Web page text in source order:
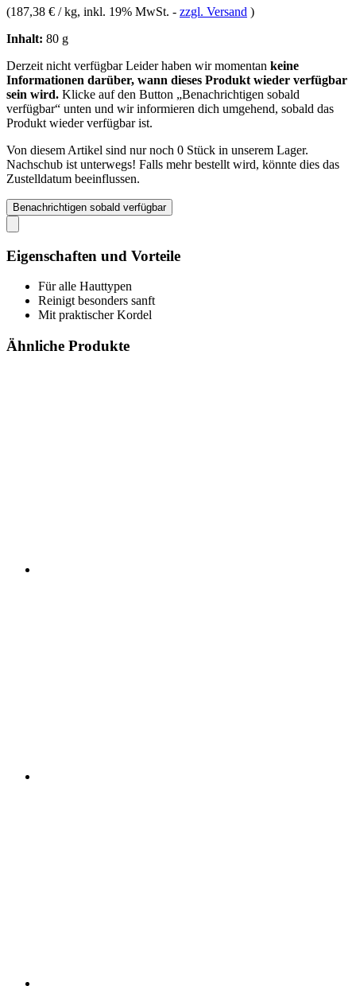
(187,38 € / kg, inkl. 19% MwSt. - zzgl. Versand )
Inhalt: 80 g
Derzeit nicht verfügbarLeider haben wir momentan keine
Informationen darüber, wann dieses Produkt wieder verfügbar
sein wird. Klicke auf den Button „Benachrichtigen sobald
verfügbar“ unten und wir informieren dich umgehend, sobald das
Produkt wieder verfügbar ist.
Von diesem Artikel sind nur noch 0 Stück in unserem Lager.
Nachschub ist unterwegs! Falls mehr bestellt wird, könnte dies das
Zustelldatum beeinflussen.
Benachrichtigen sobald verfügbar
Eigenschaften und Vorteile
Für alle Hauttypen
Reinigt besonders sanft
Mit praktischer Kordel
Ähnliche Produkte